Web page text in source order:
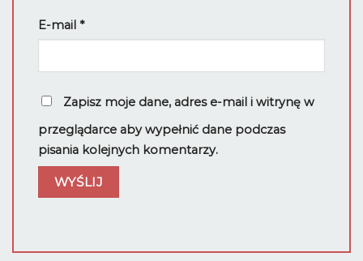
E-mail *
Zapisz moje dane, adres e-mail i witrynę w
przeglądarce aby wypełnić dane podczas
pisania kolejnych komentarzy.